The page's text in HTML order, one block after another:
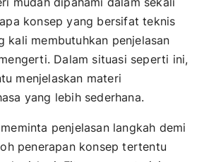
konsep yang bersifat teknis
kali membutuhkan penjelasan
Dalam situasi seperti ini,
menjelaskan materi
yang lebih sederhana.
penjelasan langkah demi
penerapan konsep tertentu